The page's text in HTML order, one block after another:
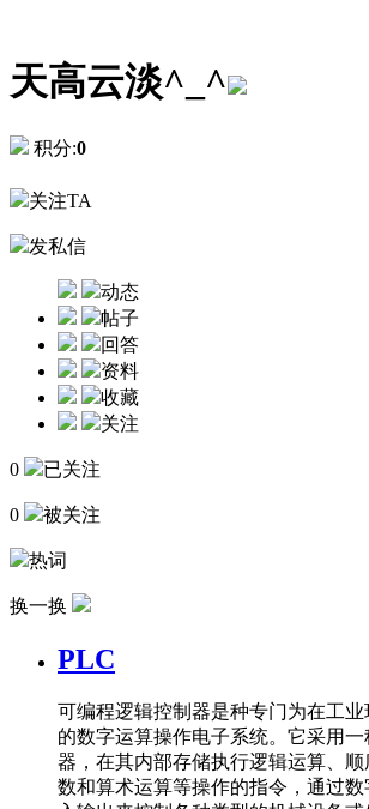
天高云淡^_^
积分:0
关注TA
发私信
动态
帖子
回答
资料
收藏
关注
0 已关注
0 被关注
热词
换一换
PLC
可编程逻辑控制器是种专门为在工
的数字运算操作电子系统。它采用
器，在其内部存储执行逻辑运算、
数和算术运算等操作的指令，通过